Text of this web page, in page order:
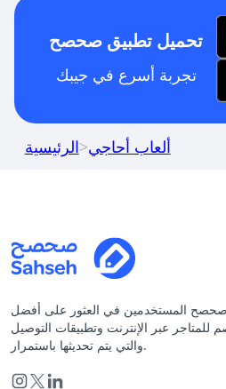
تحميل تطبيق صحصح
تجربة أسرع في جيبك
الرئيسية>ألعاب أحاجي
المستخدمين في العثور على أفضل
للمتاجر عبر الإنترنت وتطبيقات التوصيل
والتي يتم تحديثها باستمرار.